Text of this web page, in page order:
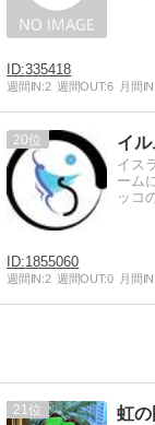
335418
週間IN:2 週間OUT:6 月間IN:
20 イ
イス
ーム
ッコ
1855060
週間IN:2 週間OUT:0 月間IN:
21 虹の